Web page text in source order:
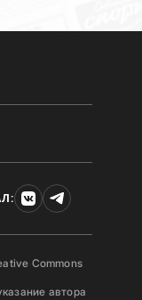
Commons
автора